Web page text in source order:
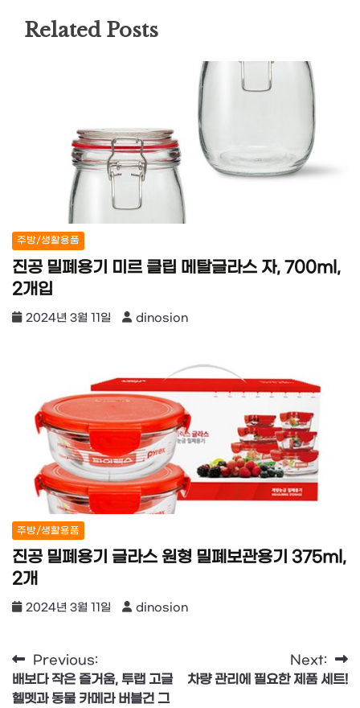
Related Posts
주방/생활용품
진공 밀폐용기 미르 클립 메탈글라스 자, 700ml,
2개입
2024년 3월 11일 dinosion
주방/생활용품
진공 밀폐용기 글라스 원형 밀폐보관용기 375ml,
2개
2024년 3월 11일 dinosion
글
탐
Previous:
배보다 작은 즐거움, 투랩 고글
헬멧과 동물 카메라 버블건 그
Next:
차량 관리에 필요한 제품 세트!